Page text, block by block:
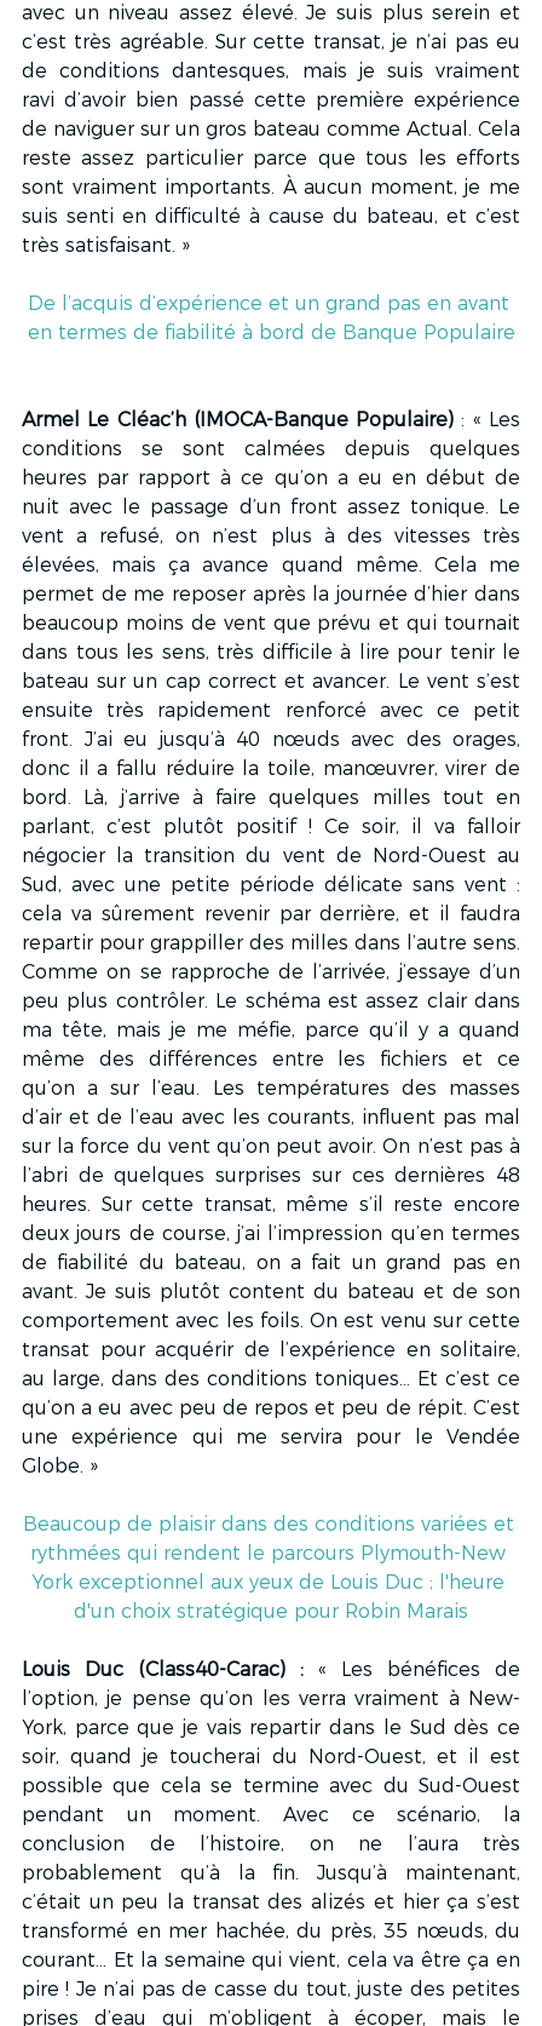
avec un niveau assez élevé. Je suis plus serein et
c’est très agréable. Sur cette transat, je n’ai pas eu
de conditions dantesques, mais je suis vraiment
ravi d’avoir bien passé cette première expérience
de naviguer sur un gros bateau comme Actual. Cela
reste assez particulier parce que tous les efforts
sont vraiment importants. À aucun moment, je me
suis senti en difficulté à cause du bateau, et c’est
très satisfaisant. »
De l’acquis d’expérience et un grand pas en avant
en termes de fiabilité à bord de Banque Populaire
Armel Le Cléac’h (IMOCA-Banque Populaire) : « Les
conditions se sont calmées depuis quelques
heures par rapport à ce qu’on a eu en début de
nuit avec le passage d’un front assez tonique. Le
vent a refusé, on n’est plus à des vitesses très
élevées, mais ça avance quand même. Cela me
permet de me reposer après la journée d’hier dans
beaucoup moins de vent que prévu et qui tournait
dans tous les sens, très difficile à lire pour tenir le
bateau sur un cap correct et avancer. Le vent s’est
ensuite très rapidement renforcé avec ce petit
front. J’ai eu jusqu’à 40 nœuds avec des orages,
donc il a fallu réduire la toile, manœuvrer, virer de
bord. Là, j’arrive à faire quelques milles tout en
parlant, c’est plutôt positif ! Ce soir, il va falloir
négocier la transition du vent de Nord-Ouest au
Sud, avec une petite période délicate sans vent :
cela va sûrement revenir par derrière, et il faudra
repartir pour grappiller des milles dans l’autre sens.
Comme on se rapproche de l’arrivée, j’essaye d’un
peu plus contrôler. Le schéma est assez clair dans
ma tête, mais je me méfie, parce qu’il y a quand
même des différences entre les fichiers et ce
qu’on a sur l’eau. Les températures des masses
d’air et de l’eau avec les courants, influent pas mal
sur la force du vent qu’on peut avoir. On n’est pas à
l’abri de quelques surprises sur ces dernières 48
heures. Sur cette transat, même s’il reste encore
deux jours de course, j’ai l’impression qu’en termes
de fiabilité du bateau, on a fait un grand pas en
avant. Je suis plutôt content du bateau et de son
comportement avec les foils. On est venu sur cette
transat pour acquérir de l’expérience en solitaire,
au large, dans des conditions toniques… Et c’est ce
qu’on a eu avec peu de repos et peu de répit. C’est
une expérience qui me servira pour le Vendée
Globe. »
Beaucoup de plaisir dans des conditions variées et
rythmées qui rendent le parcours Plymouth-New
York exceptionnel aux yeux de Louis Duc ; l'heure
d'un choix stratégique pour Robin Marais
Louis Duc (Class40-Carac) : « Les bénéfices de
l’option, je pense qu’on les verra vraiment à New-
York, parce que je vais repartir dans le Sud dès ce
soir, quand je toucherai du Nord-Ouest, et il est
possible que cela se termine avec du Sud-Ouest
pendant un moment. Avec ce scénario, la
conclusion de l’histoire, on ne l’aura très
probablement qu’à la fin. Jusqu’à maintenant,
c’était un peu la transat des alizés et hier ça s’est
transformé en mer hachée, du près, 35 nœuds, du
courant… Et la semaine qui vient, cela va être ça en
pire ! Je n’ai pas de casse du tout, juste des petites
prises d’eau qui m’obligent à écoper, mais le